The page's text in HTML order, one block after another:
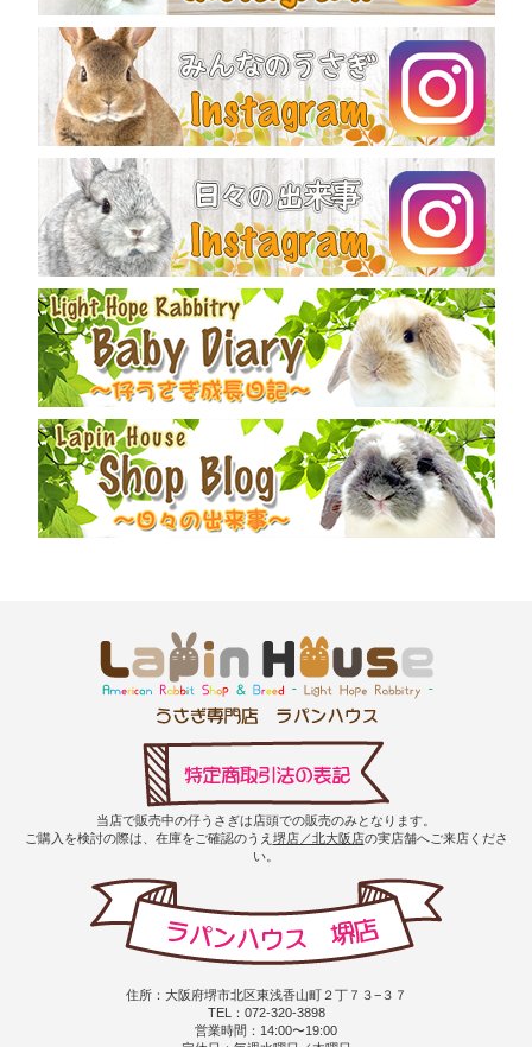
当店で販売中の仔うさぎは店頭での販売のみとなります。
ご購入を検討の際は、在庫をご確認のうえ 堺店／北大阪店の実店舗へご来店くださ
い。
住所：大阪府堺市北区東浅香山町２丁７３−３７
TEL：072-320-3898
営業時間：14:00〜19:00